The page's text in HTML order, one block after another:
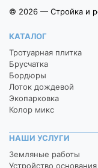
© 2026 — Стройка и
КАТАЛОГ
Тротуарная плитка
Брусчатка
Бордюры
Лоток дождевой
Экопарковка
Колор микс
НАШИ УСЛУГИ
Земляные работы
Устройство основания